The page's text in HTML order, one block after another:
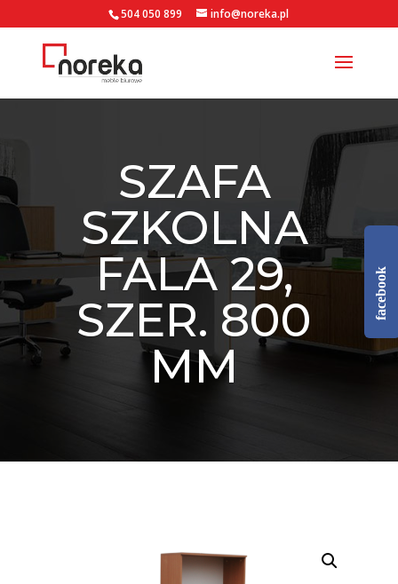
facebook
504 050 899 info@noreka.pl
SZAFA
SZKOLNA
FALA 29,
SZER. 800
MM